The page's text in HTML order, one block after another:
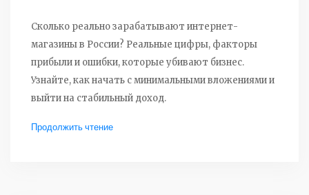
Сколько реально зарабатывают интернет-
магазины в России? Реальные цифры, факторы
прибыли и ошибки, которые убивают бизнес.
Узнайте, как начать с минимальными вложениями и
выйти на стабильный доход.
Продолжить чтение